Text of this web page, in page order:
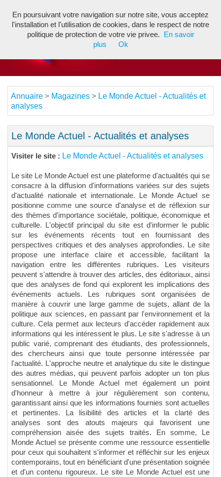
Annuaire > Magazines > Le Monde Actuel - Actualités et
analyses
Le Monde Actuel - Actualités et analyses
Visiter le site : Le Monde Actuel - Actualités et analyses
Le site Le Monde Actuel est une plateforme d'actualités qui se
consacre à la diffusion d'informations variées sur des sujets
d'actualité nationale et internationale. Le Monde Actuel se
positionne comme une source d'analyse et de réflexion sur
des thèmes d'importance sociétale, politique, économique et
culturelle. L'objectif principal du site est d'informer le public
sur les événements récents tout en fournissant des
perspectives critiques et des analyses approfondies. Le site
propose une interface claire et accessible, facilitant la
navigation entre les différentes rubriques. Les visiteurs
peuvent s'attendre à trouver des articles, des éditoriaux, ainsi
que des analyses de fond qui explorent les implications des
événements actuels. Les rubriques sont organisées de
manière à couvrir une large gamme de sujets, allant de la
politique aux sciences, en passant par l'environnement et la
culture. Cela permet aux lecteurs d'accéder rapidement aux
informations qui les intéressent le plus. Le site s'adresse à un
public varié, comprenant des étudiants, des professionnels,
des chercheurs ainsi que toute personne intéressée par
l'actualité. L'approche neutre et analytique du site le distingue
des autres médias, qui peuvent parfois adopter un ton plus
sensationnel. Le Monde Actuel met également un point
d'honneur à mettre à jour régulièrement son contenu,
garantissant ainsi que les informations fournies sont actuelles
et pertinentes. La lisibilité des articles et la clarté des
analyses sont des atouts majeurs qui favorisent une
compréhension aisée des sujets traités. En somme, Le
Monde Actuel se présente comme une ressource essentielle
pour ceux qui souhaitent s'informer et réfléchir sur les enjeux
contemporains, tout en bénéficiant d'une présentation soignée
et d'un contenu rigoureux. Le site Le Monde Actuel est une
En poursuivant votre navigation sur notre site, vous acceptez
l'installation et l'utilisation de cookies, dans le respect de notre
politique de protection de votre vie privee.
En savoir
plus
Ok